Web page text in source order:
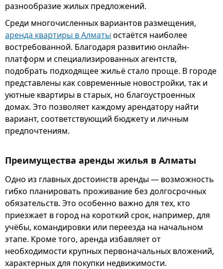
разнообразие жилых предложений.
Среди многочисленных вариантов размещения,
аренда квартиры в Алматы остаётся наиболее
востребованной. Благодаря развитию онлайн-
платформ и специализированных агентств,
подобрать подходящее жильё стало проще. В городе
представлены как современные новостройки, так и
уютные квартиры в старых, но благоустроенных
домах. Это позволяет каждому арендатору найти
вариант, соответствующий бюджету и личным
предпочтениям.
Преимущества аренды жилья в Алматы
Одно из главных достоинств аренды — возможность
гибко планировать проживание без долгосрочных
обязательств. Это особенно важно для тех, кто
приезжает в город на короткий срок, например, для
учёбы, командировки или переезда на начальном
этапе. Кроме того, аренда избавляет от
необходимости крупных первоначальных вложений,
характерных для покупки недвижимости.